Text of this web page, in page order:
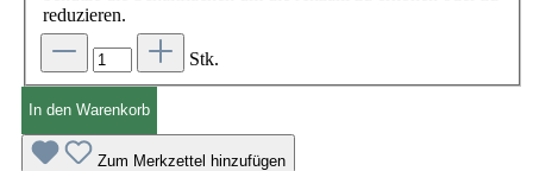
reduzieren.
Stk.
In den Warenkorb
Zum Merkzettel hinzufügen